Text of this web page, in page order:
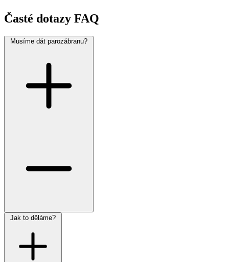
Časté dotazy FAQ
Musíme dát parozábranu?
Jak to děláme?